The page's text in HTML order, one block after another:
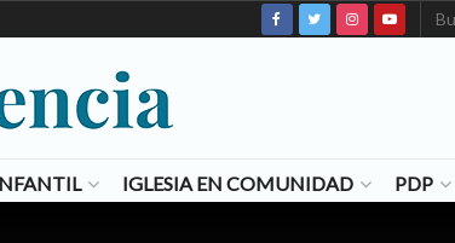
IGLESIA EN COMUNIDAD PDP